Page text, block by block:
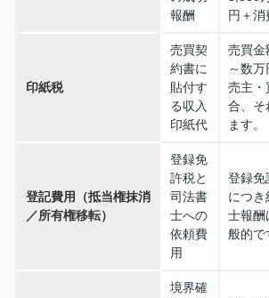
報酬
円＋消
印紙税
売買契
約書に
貼付す
る収入
印紙代
売買金
～数
売主・
合、そ
ます。
登記費用（抵当権抹消
／所有権移転）
登録免
許税と
司法書
士への
依頼費
用
登録免
につ
士報酬
般的で
境界確